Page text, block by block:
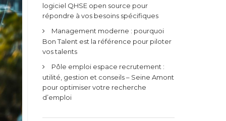
logiciel QHSE open source pour
répondre à vos besoins spécifiques
Management moderne : pourquoi
Bon Talent est la référence pour piloter
vos talents
Pôle emploi espace recrutement :
utilité, gestion et conseils – Seine Amont
pour optimiser votre recherche
d’emploi